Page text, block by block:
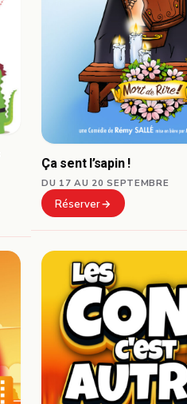
Ça sent l’sapin !
DU 17 AU 20 SEPTEMBRE
Réserver